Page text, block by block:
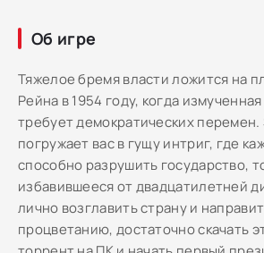
Об игре
Тяжелое бремя власти ложится на
Рейна в 1954 году, когда
требует демократических перемен.
погружает вас в гущу интриг, где
способно разрушить государство,
избавившееся от двадцатилетней
лично возглавить страну и
процветанию, достаточно скачать